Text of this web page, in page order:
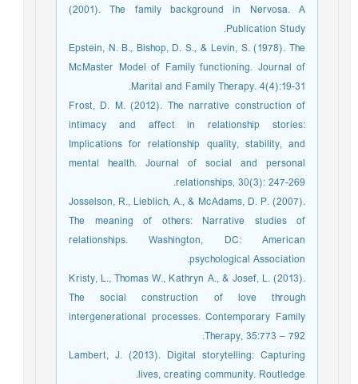
(2001). The family background in Nervosa. A
Publication Study.
Epstein, N. B., Bishop, D. S., & Levin, S. (1978). The
McMaster Model of Family functioning. Journal of
Marital and Family Therapy. 4(4):19-31.
Frost, D. M. (2012). The narrative construction of
intimacy and affect in relationship stories:
Implications for relationship quality, stability, and
mental health. Journal of social and personal
relationships, 30(3): 247-269.
Josselson, R., Lieblich, A., & McAdams, D. P. (2007).
The meaning of others: Narrative studies of
relationships. Washington, DC: American
psychological Association.
Kristy, L., Thomas W., Kathryn A., & Josef, L. (2013).
The social construction of love through
intergenerational processes. Contemporary Family
Therapy, 35:773 – 792.
Lambert, J. (2013). Digital storytelling: Capturing
lives, creating community. Routledge.